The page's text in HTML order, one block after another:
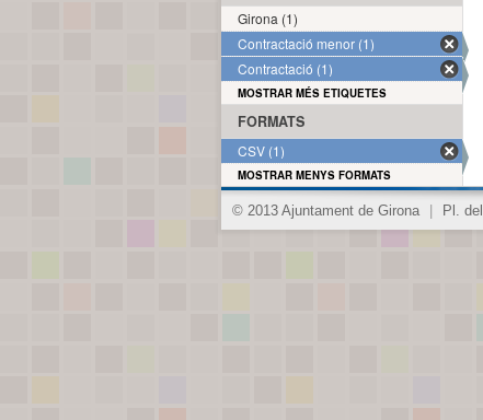
Girona (1)
Contractació menor (1)
Contractació (1)
MOSTRAR MÉS ETIQUETES
FORMATS
CSV (1)
MOSTRAR MENYS FORMATS
© 2013 Ajuntament de Girona Pl.